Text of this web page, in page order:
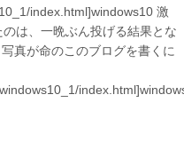
index.html]windows10 激
は、一晩ぶん投げる結果とな
真が命のこのブログを書くに